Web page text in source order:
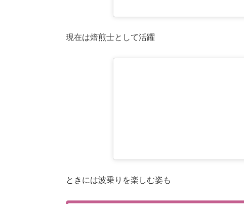
現在は焙煎士として活躍
ときには波乗りを楽しむ姿も